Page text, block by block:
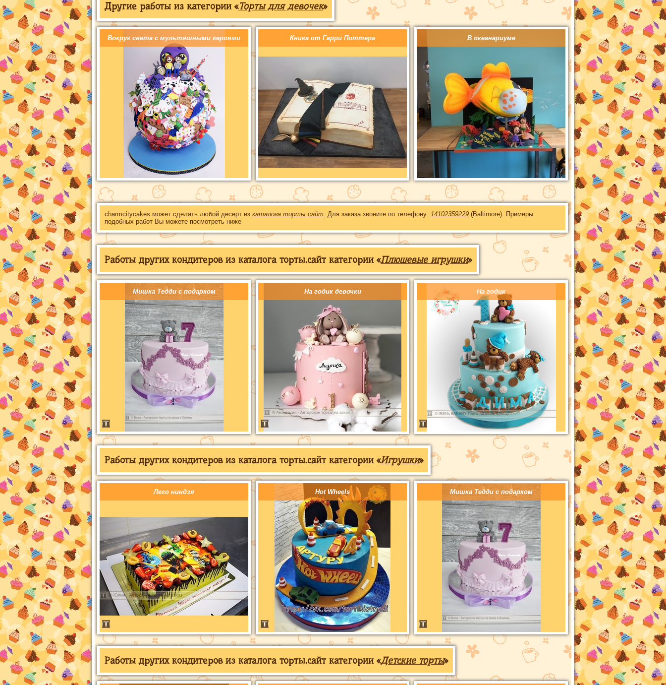
Другие работы из категории «Торты для девочек»
Вокруг света с мультяшными героями Книга от Гарри Поттера В океанариуме
charmcitycakes может сделать любой десерт из каталога торты.сайт. Для заказа звоните по телефону: 14102359229 (Baltimore). Примеры
подобных работ Вы можете посмотреть ниже
Работы других кондитеров из каталога торты.сайт категории «Плюшевые игрушки»
Мишка Тедди с подарком На годик девочки На годик
Работы других кондитеров из каталога торты.сайт категории «Игрушки»
Лего ниндзя Hot Wheels Мишка Тедди с подарком
Работы других кондитеров из каталога торты.сайт категории «Детские торты»